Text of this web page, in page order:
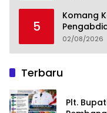
Menuju
5
Komang
02/08/2026
Terbaru
Plt.